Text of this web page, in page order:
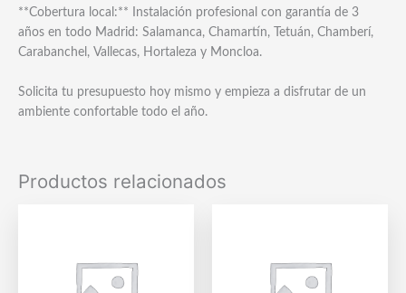
**Cobertura local:** Instalación profesional con garantía de 3
años en todo Madrid: Salamanca, Chamartín, Tetuán, Chamberí,
Carabanchel, Vallecas, Hortaleza y Moncloa.
Solicita tu presupuesto hoy mismo y empieza a disfrutar de un
ambiente confortable todo el año.
Productos relacionados